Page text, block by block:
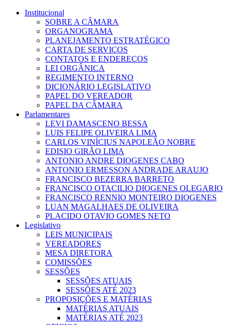
Institucional
SOBRE A CÂMARA
ORGANOGRAMA
PLANEJAMENTO ESTRATÉGICO
CARTA DE SERVIÇOS
CONTATOS E ENDEREÇOS
LEI ORGÂNICA
REGIMENTO INTERNO
DICIONÁRIO LEGISLATIVO
PAPEL DO VEREADOR
PAPEL DA CÂMARA
Parlamentares
LEVI DAMASCENO BESSA
LUIS FELIPE OLIVEIRA LIMA
CARLOS VINÍCIUS NAPOLEÃO NOBRE
EDISIO GIRÃO LIMA
ANTONIO ANDRE DIOGENES CABO
ANTONIO ERMESSON ANDRADE ARAUJO
FRANCISCO BEZERRA BARRETO
FRANCISCO OTACILIO DIOGENES OLEGARIO
FRANCISCO RENNIO MONTEIRO DIOGENES
LUAN MAGALHAES DE OLIVEIRA
PLACIDO OTAVIO GOMES NETO
Legislativo
LEIS MUNICIPAIS
VEREADORES
MESA DIRETORA
COMISSÕES
SESSÕES
SESSÕES ATUAIS
SESSÕES ATÉ 2023
PROPOSIÇÕES E MATÉRIAS
MATÉRIAS ATUAIS
MATÉRIAS ATÉ 2023